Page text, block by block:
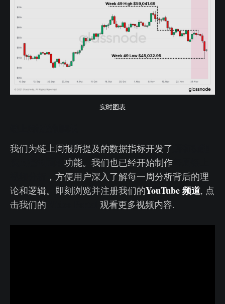
实时图表
我们为链上周报所提及的数据指标开发了
功能。我们也已经开始制作
，方便用户深入了解每一周分析背后的理
论和逻辑。即刻浏览并注册我们的YouTube 频道, 点
击我们的
观看更多视频内容.